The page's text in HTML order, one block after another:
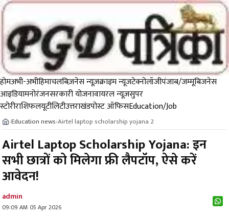
होमअभी-अभीहिमाचलबिज़नेस न्यूज़क्राइम न्यूजटेक्नोलॉजीपंजाब/जम्मूबिजनेस
आइडियामनोरंजनसरकारी योजनावायरल न्यूज़सुपर
स्टोरीराशिफलयूटीलिटीउत्तराखंडपोस्ट ऑफिसEducation/Job
›Education news›Airtel laptop scholarship yojana 2
Airtel Laptop Scholarship Yojana: इन
सभी छात्रों को मिलेगा फ्री लैपटॉप, ऐसे करें
आवेदन!
admin
09:09 AM 05 Apr 2026